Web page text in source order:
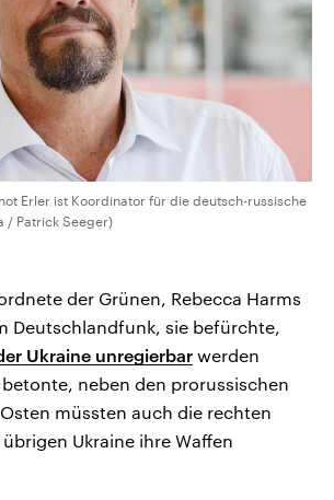
Erler ist Koordinator für die deutsch-russische
/ Patrick Seeger)
der Grünen, Rebecca Harms
Deutschlandfunk, sie befürchte,
Ukraine unregierbar werden
neben den prorussischen
müssten auch die rechten
Ukraine ihre Waffen